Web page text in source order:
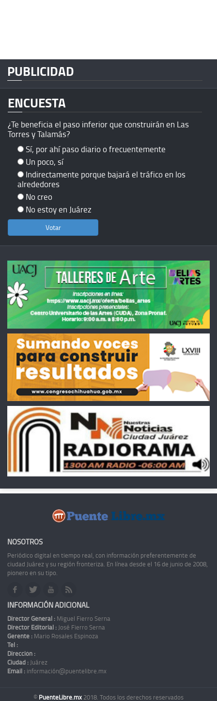
PUBLICIDAD
ENCUESTA
¿Te beneficia el paso inferior que construirán en Las
Torres y Talamás?
Sí, por ahí paso diario o frecuentemente
Un poco, sí
Indirectamente porque bajará el tráfico en los
alrededores
No creo
No estoy en Juárez
NOSOTROS
Periódico digital en tiempo real, con información preferentemente de
ciudad Juárez y su región fronteriza. En línea desde el 16 de junio de 2008,
pionero en su tipo.
INFORMACIÓN ADICIONAL
Director General : Miguel Fierro Serna
Director Editorial : José Fierro Serna
Gerente : Mario Rosales Espinoza
Tel :
Dirección :
Ciudad : Juárez
Email : información@puentelibre.mx
© PuenteLibre.mx 2018. Todos los derechos reservados